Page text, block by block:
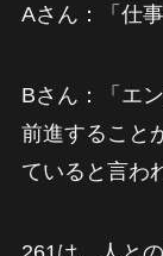
Aさん：「仕
Bさん：「エ
前進すること
ていると言わ